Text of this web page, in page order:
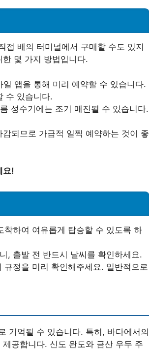
접 배의 터미널에서 구매할 수도 있지
몇 가지 방법입니다.
앱을 통해 미리 예약할 수 있습니다.
수 있습니다.
성수기에는 조기 매진될 수 있습니다.
되므로 가급적 일찍 예약하는 것이 좋
요!
하여 여유롭게 탑승할 수 있도록 하
, 출발 전 반드시 날씨를 확인하세요.
정을 미리 확인해주세요. 일반적으로
기억될 수 있습니다. 특히, 바다에서의
공합니다. 신도 완도와 금산 우두 주